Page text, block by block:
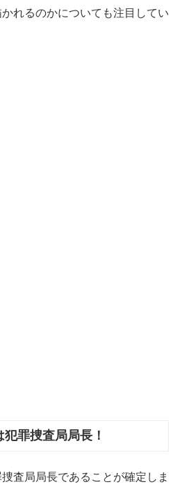
れるのかについても注目してい
罪捜査局局長！
査局局長であることが確定しま